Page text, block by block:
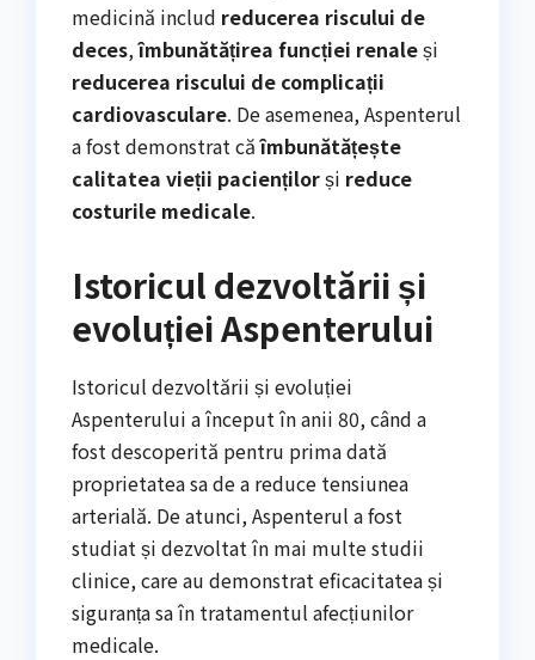
medicină includ reducerea riscului de
deces,îmbunătățirea funcției renaleși
reducerea riscului de complicații
cardiovasculare. De asemenea, Aspenterul
a fost demonstrat căîmbunătățește
calitatea vieții paciențilorși reduce
costurile medicale.
Istoricul dezvoltării și
evoluției Aspenterului
Istoricul dezvoltării și evoluției
Aspenterului a început în anii 80, când a
fost descoperită pentru prima dată
proprietatea sa de a reduce tensiunea
arterială. De atunci, Aspenterul a fost
studiat și dezvoltat în mai multe studii
clinice, care au demonstrat eficacitatea și
siguranța sa în tratamentul afecțiunilor
medicale.